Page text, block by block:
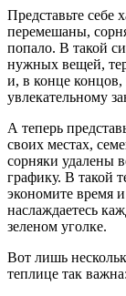
Представьте себе
перемешаны,
попало. В такой
нужных вещей,
и, в конце концов,
увлекательному
А теперь
своих местах,
сорняки удалены
графику. В такой
экономите время
наслаждаетесь
зеленом уголке.
Вот лишь
теплице так важна: